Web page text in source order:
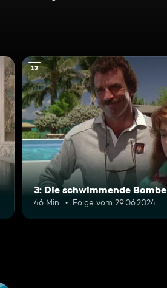
12
3: Die schwimmende Bombe
46 Min. Folge vom 29.06.2024